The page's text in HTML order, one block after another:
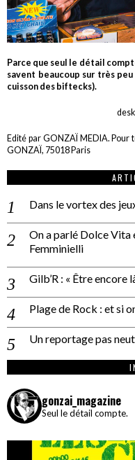
Parce que seul le détail
savent beaucoup sur très
cuisson des biftecks).
Edité par GONZAÏ MEDIA. Pour
GONZAÏ, 75018 Paris
Dans le vortex des
On a parlé Dolce Vita
Femminielli
Gilb’R : « Être encore
Plage de Rock : et si
Un reportage pas
gonzai_magazine
Seul le détail compte.